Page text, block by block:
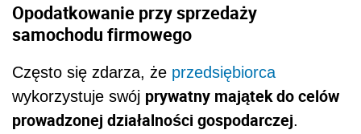
Opodatkowanie przy sprzedaży
samochodu firmowego
Często się zdarza, że przedsiębiorca
wykorzystuje swój prywatny majątek do celów
prowadzonej działalności gospodarczej.